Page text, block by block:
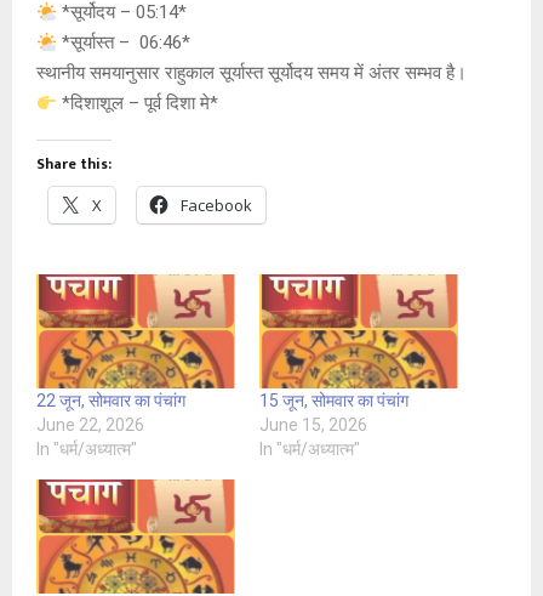
*सूर्योदय – 05:14*
*सूर्यास्त – 06:46*
स्थानीय समयानुसार राहुकाल सूर्यास्त सूर्योदय समय में अंतर सम्भव है।
*दिशाशूल – पूर्व दिशा मे*
Share this:
X Facebook
22 जून, सोमवार का पंचांग
June 22, 2026
In "धर्म/अध्यात्म"
15 जून, सोमवार का पंचांग
June 15, 2026
In "धर्म/अध्यात्म"